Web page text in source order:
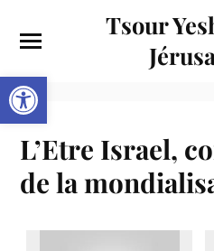
Ouvrir la barre d’outils
Tsour
L’Etre Israel,
de la